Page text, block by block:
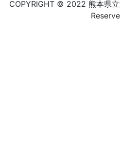
COPYRIGHT © 2022 熊本県